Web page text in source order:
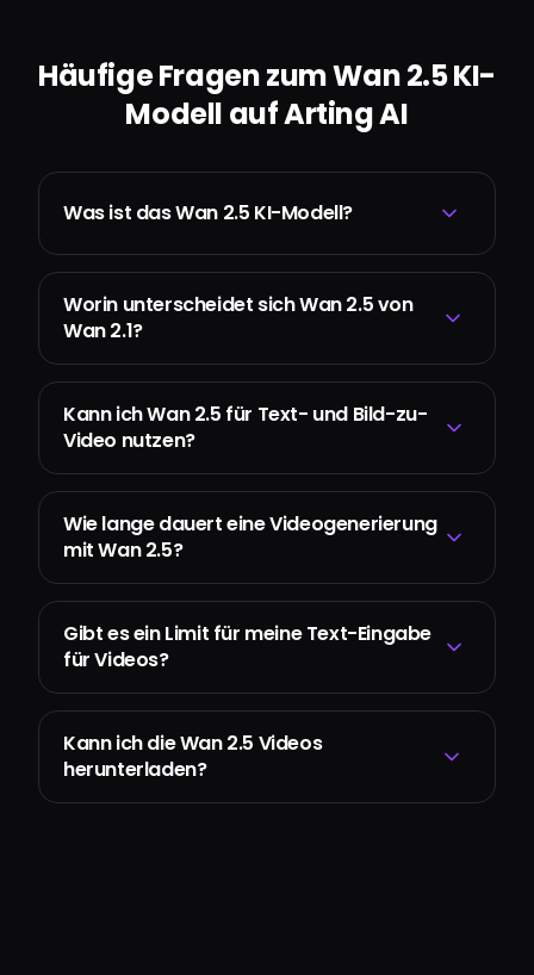
Häufige Fragen zum Wan 2.5 KI-
Modell auf Arting AI
Was ist das Wan 2.5 KI-Modell?
Worin unterscheidet sich Wan 2.5 von
Wan 2.1?
Kann ich Wan 2.5 für Text- und Bild-zu-
Video nutzen?
Wie lange dauert eine Videogenerierung
mit Wan 2.5?
Gibt es ein Limit für meine Text-Eingabe
für Videos?
Kann ich die Wan 2.5 Videos
herunterladen?